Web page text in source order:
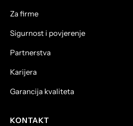
Za firme
Sigurnost i povjerenje
Partnerstva
Karijera
Garancija kvaliteta
KONTAKT